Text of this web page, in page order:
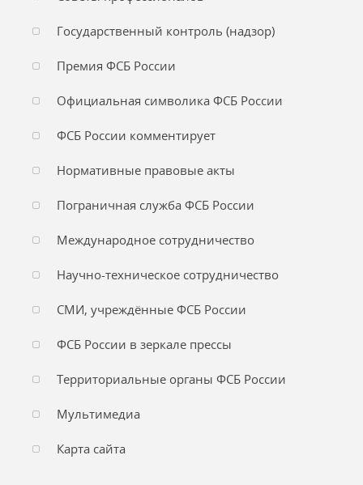
Государственный контроль (надзор)
Премия ФСБ России
Официальная символика ФСБ России
ФСБ России комментирует
Нормативные правовые акты
Пограничная служба ФСБ России
Международное сотрудничество
Научно-техническое сотрудничество
СМИ, учреждённые ФСБ России
ФСБ России в зеркале прессы
Территориальные органы ФСБ России
Мультимедиа
Карта сайта